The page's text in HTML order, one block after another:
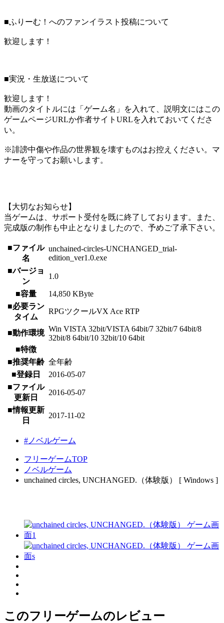
■ふりーむ！へのファンイラスト投稿について
歓迎します！
■実況・生放送について
歓迎します！
動画のタイトルには「ゲーム名」を入れて、説明文にはこの
ゲームページURLか作者サイトURLを入れておいてくださ
い。
※誹謗中傷や作品の世界観を壊すものはお控えください。マ
ナーを守ってお願いします。
【大切なお知らせ】
当ゲームは、サポート受付を既に終了しております。また、
完成版の制作も中止となりましたので、予めご了承下さい。
■ファイル
名
unchained-circles-UNCHANGED_trial-
edition_ver1.0.exe
■バージョ
ン
1.0
■容量
14,850 KByte
■必要ラン
タイム
RPGツクールVX Ace RTP
■動作環境 Win VISTA 32bit/VISTA 64bit/7 32bit/7 64bit/8
32bit/8 64bit/10 32bit/10 64bit
■特徴
■推奨年齢 全年齢
■登録日
2016-05-07
■ファイル
更新日
2016-05-07
■情報更新
日
2017-11-02
#ノベルゲーム
フリーゲームTOP
ノベルゲーム
unchained circles, UNCHANGED.（体験版） [ Windows ]
このフリーゲームのレビュー